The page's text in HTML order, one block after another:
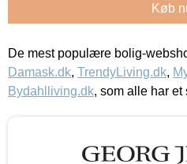
Køb
De mest populære bolig-
Damask.dk, TrendyLiving.dk,
Bydahlliving.dk, som alle har et